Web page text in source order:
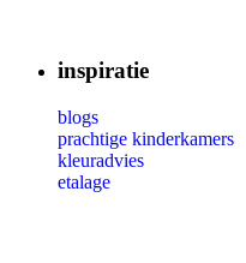
inspiratie
blogs
prachtige kinderkamers
kleuradvies
etalage